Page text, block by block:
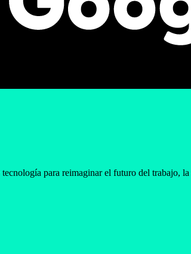
para reimaginar el futuro del trabajo,